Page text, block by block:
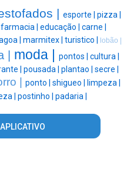
| esporte | pizza |
farmacia | educação | carne |
| marmitex | turistico | lobão |
| moda | pontos | cultura |
| pousada | plantao | secre |
| ponto | shigueo |
limpeza |
| postinho | padaria |